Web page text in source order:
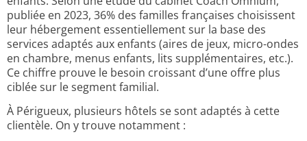
publiée en 2023, 36% des familles françaises choisissent
leur hébergement essentiellement sur la base des
services adaptés aux enfants (aires de jeux, micro-ondes
en chambre, menus enfants, lits supplémentaires, etc.).
Ce chiffre prouve le besoin croissant d’une offre plus
ciblée sur le segment familial.
À Périgueux, plusieurs hôtels se sont adaptés à cette
clientèle. On y trouve notamment :